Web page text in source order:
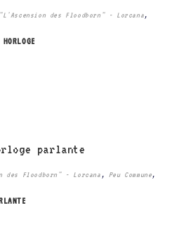
des Floodborn" - Lorcana,
des Floodborn" - Lorcana , Peu Commune,